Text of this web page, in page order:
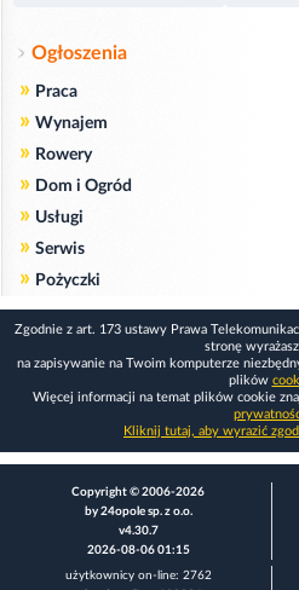
Ogłoszenia
» Praca
» Wynajem
» Rowery
» Dom i Ogród
» Usługi
» Serwis
» Pożyczki
Zgodnie z art. 173 ustawy Prawa
stronę
na zapisywanie na Twoim komputerze
plików
Więcej informacji na temat plików cookie
Kliknij tutaj, aby wyrazić
Copyright © 2006-2026
by 24opole sp. z o.o.
v4.30.7
2026-08-06 01:15
użytkownicy on-line: 2762